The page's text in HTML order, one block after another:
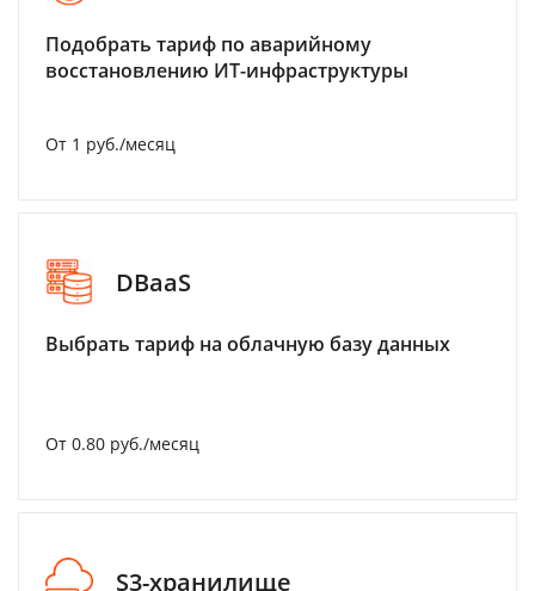
Подобрать тариф по аварийному
восстановлению ИТ-инфраструктуры
От 1 руб./месяц
DBaaS
Выбрать тариф на облачную базу данных
От 0.80 руб./месяц
S3-хранилище